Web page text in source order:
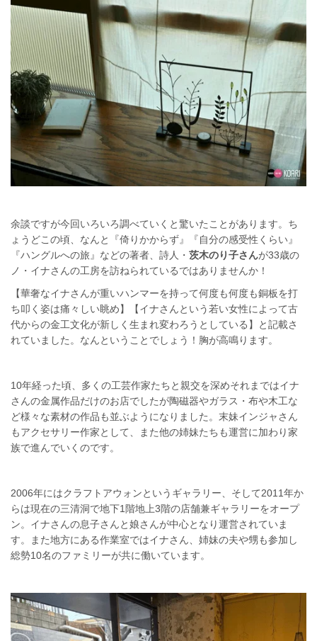
余談ですが今回いろいろ調べていくと驚いたことがあります。ち
ょうどこの頃、なんと『倚りかからず』『自分の感受性くらい』
『ハングルへの旅』などの著者、詩人・ 茨木のり子さんが33歳の
ノ・イナさんの工房を訪ねられているではありませんか！
【華奢なイナさんが重いハンマーを持って何度も何度も銅板を打
ち叩く姿は痛々しい眺め】【イナさんという若い女性によって古
代からの金工文化が新しく生まれ変わろうとしている】と記載さ
れていました。なんということでしょう！胸が高鳴ります。
10年経った頃、多くの工芸作家たちと親交を深めそれまではイナ
さんの金属作品だけのお店でしたが陶磁器やガラス・布や木工な
ど様々な素材の作品も並ぶようになりました。末妹インジャさん
もアクセサリー作家として、また他の姉妹たちも運営に加わり家
族で進んでいくのです。
2006年にはクラフトアウォンというギャラリー、そして2011年か
らは現在の三清洞で地下1階地上3階の店舗兼ギャラリーをオープ
ン。イナさんの息子さんと娘さんが中心となり運営されていま
す。また地方にある作業室ではイナさん、姉妹の夫や甥も参加し
総勢10名のファミリーが共に働いています。